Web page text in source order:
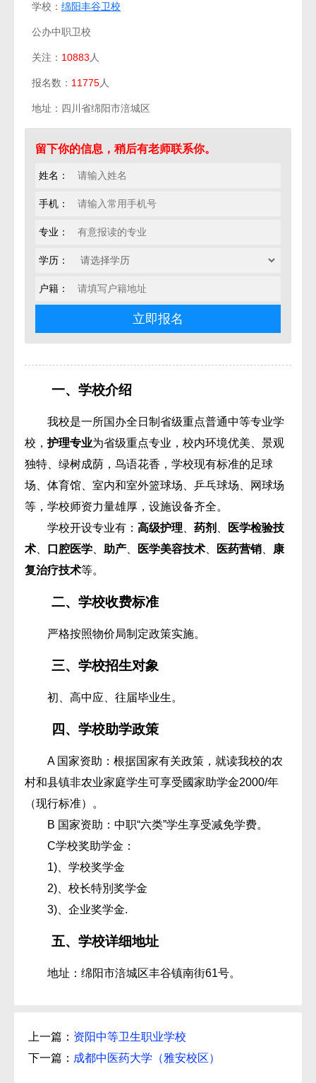
学校： 绵阳丰谷卫校
公办中职卫校
关注： 10883 人
报名数： 11775人
地址：四川省绵阳市涪城区
留下你的信息，稍后有老师联系你。
姓名：
手机：
专业：
学历：
户籍：
一、学校介绍
我校是一所国办全日制省级重点普通中等专业学
校， 护理专业为省级重点专业，校内环境优美、景观
独特、绿树成荫，鸟语花香，学校现有标准的足球
场、体育馆、室内和室外篮球场、乒乓球场、网球场
等，学校师资力量雄厚，设施设备齐全。
学校开设专业有： 高级护理 药剂
医学检验技
术
口腔医学 助产 医学美容技术 医药营销
康
复治疗技术等。
二、学校收费标准
严格按照物价局制定政策实施。
三、学校招生对象
初、高中应、往届毕业生。
四、学校助学政策
A 国家资助：根据国家有关政策，就读我校的农
村和县镇非农业家庭学生可享受國家助学金2000/年
（现行标准）。
B 国家资助：中职“六类”学生享受减免学费。
C学校奖助学金：
1)、学校奖学金
2)、校长特別奖学金
3)、企业奖学金.
五、学校详细地址
地址：绵阳市涪城区丰谷镇南街61号。
上一篇： 资阳中等卫生职业学校
下一篇： 成都中医药大学（雅安校区）